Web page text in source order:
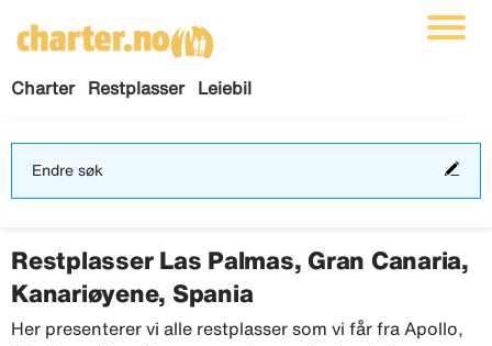
Charter Restplasser Leiebil
Endre søk
Restplasser Las Palmas, Gran Canaria,
Kanariøyene, Spania
Her presenterer vi alle restplasser som vi får fra Apollo,